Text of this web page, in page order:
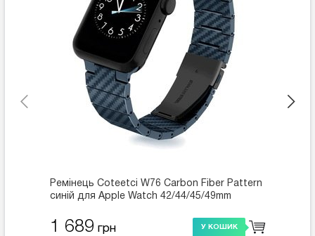
Ремінець Coteetci W76 Carbon Fiber Pattern
синій для Apple Watch 42/44/45/49mm
1 689 грн У КОШИК